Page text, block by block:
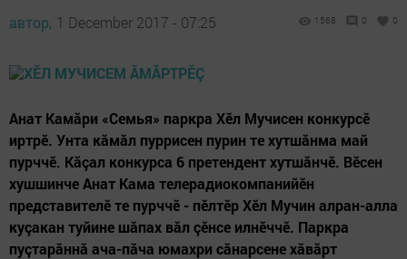
автор, 1 December 2017 - 07:25 1568 0 0
Анат Камăри «Семья» паркра Хӗл Мучисен конкурсӗ
иртрӗ. Унта кăмăл пуррисен пурин те хутшăнма май
пурччӗ. Кăçал конкурса 6 претендент хутшăнчӗ. Вӗсен
хушшинче Анат Кама телерадио­компанийӗн
представителӗ те пурччӗ - пӗлтӗр Хӗл Мучин алран-алла
куçакан туйине шăпах вăл çӗнсе илнӗччӗ. Паркра
пуçтарăннă ача-пăча юмахри сăнарсене хăвăрт